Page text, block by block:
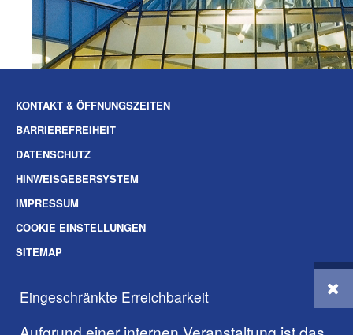
Eingeschränkte Erreichbarkeit
KONTAKT & ÖFFNUNGSZEITEN
BARRIEREFREIHEIT
DATENSCHUTZ
HINWEISGEBERSYSTEM
IMPRESSUM
COOKIE EINSTELLUNGEN
SITEMAP
© 2026 BAUVEREIN AG DARMSTADT